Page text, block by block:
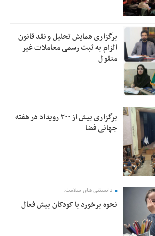
برگزاری همایش تحلیل و نقد قانون
الزام به ثبت رسمی معاملات غیر
منقول
برگزاری بیش از ۳۰۰ رویداد در هفته
جهانی فضا
دانستنی های سلامت؛
نحوه برخورد با کودکان بیش فعال